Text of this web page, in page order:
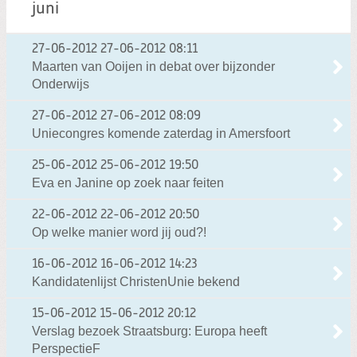
juni
27-06-2012 27-06-2012 08:11
Maarten van Ooijen in debat over bijzonder
Onderwijs
27-06-2012 27-06-2012 08:09
Uniecongres komende zaterdag in Amersfoort
25-06-2012 25-06-2012 19:50
Eva en Janine op zoek naar feiten
22-06-2012 22-06-2012 20:50
Op welke manier word jij oud?!
16-06-2012 16-06-2012 14:23
Kandidatenlijst ChristenUnie bekend
15-06-2012 15-06-2012 20:12
Verslag bezoek Straatsburg: Europa heeft
PerspectieF